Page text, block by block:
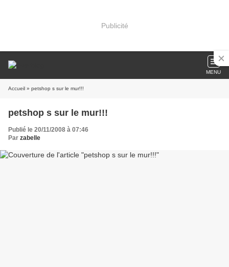
Publicité
MENU
Accueil » petshop s sur le mur!!!
petshop s sur le mur!!!
Publié le 20/11/2008 à 07:46
Par zabelle